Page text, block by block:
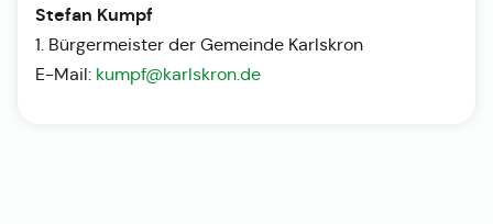
Stefan Kumpf
1. Bürgermeister der Gemeinde Karlskron
E-Mail: kumpf@karlskron.de